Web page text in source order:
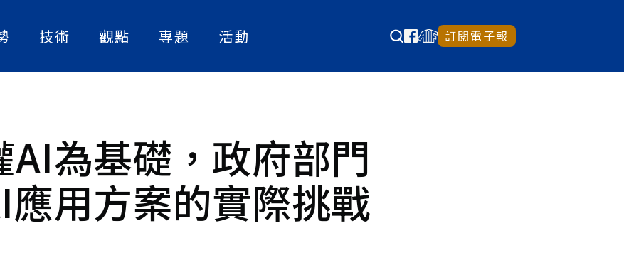
工智慧
技術
實作解析
觀點
人物訪談
策略觀點
大話智慧製造
社畜看天下
NExT Forum
專題 活動 訂閱電子報
AI為基礎，政府部門
應用方案的實際挑戰
總編
關心台
戰與克
火花。